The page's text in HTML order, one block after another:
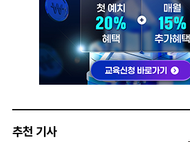
추천 기사